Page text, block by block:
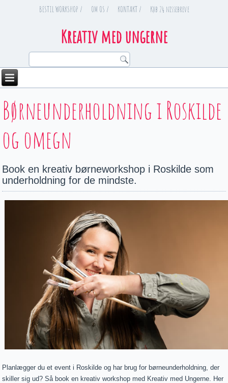
BESTIL WORKSHOP / OM OS / KONTAKT / Køb 24 nissebreve
Kreativ med ungerne
You are here
Børneunderholdning i Roskilde
og omegn
Book en kreativ børneworkshop i Roskilde som
underholdning for de mindste.
Planlægger du et event i Roskilde og har brug for børneunderholdning, der
skiller sig ud? Så book en kreativ workshop med Kreativ med Ungerne. Her